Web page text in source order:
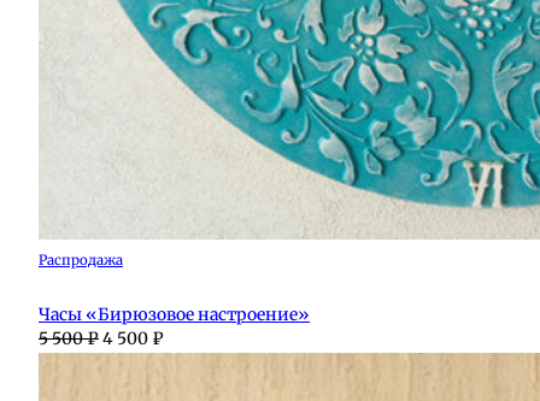
РаспродажаПродаваемый
Часы «Бирюзовое настроение»
5 500₽Первоначальная
составляла
4 500 ₽Текущая